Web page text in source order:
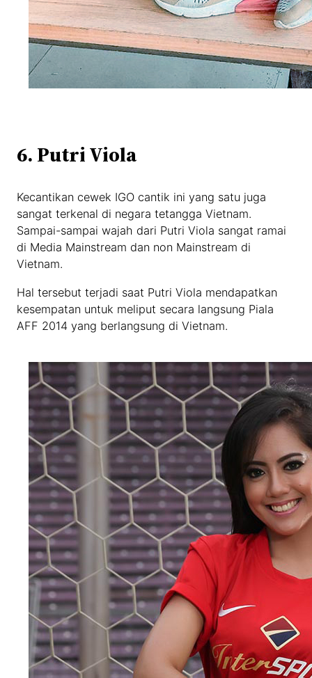
6. Putri Viola
Kecantikan cewek IGO cantik ini yang satu juga
sangat terkenal di negara tetangga Vietnam.
Sampai-sampai wajah dari Putri Viola sangat ramai
di Media Mainstream dan non Mainstream di
Vietnam.
Hal tersebut terjadi saat Putri Viola mendapatkan
kesempatan untuk meliput secara langsung Piala
AFF 2014 yang berlangsung di Vietnam.